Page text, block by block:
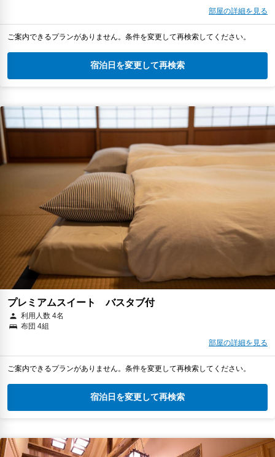
部屋の詳細を見る
ご案内できるプランがありません。条件を変更して再検索してください。
宿泊日を変更して再検索
プレミアムスイート バスタブ付
利用人数 4名
布団 4組
部屋の詳細を見る
ご案内できるプランがありません。条件を変更して再検索してください。
宿泊日を変更して再検索